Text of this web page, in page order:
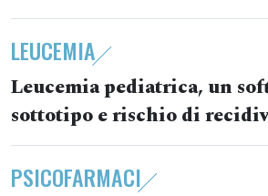
LEUCEMIA
Leucemia pediatrica, un
sottotipo e rischio di
PSICOFARMACI